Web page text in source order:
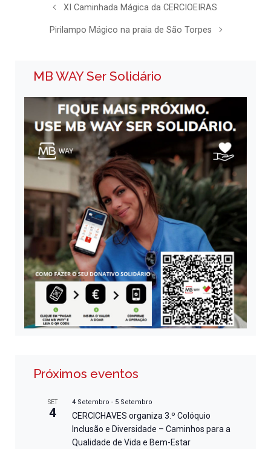
XI Caminhada Mágica da CERCIOEIRAS
Pirilampo Mágico na praia de São Torpes
MB WAY Ser Solidário
Próximos eventos
SET
4
4 Setembro - 5 Setembro
CERCICHAVES organiza 3.º Colóquio
Inclusão e Diversidade – Caminhos para a
Qualidade de Vida e Bem-Estar